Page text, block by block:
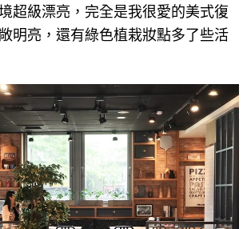
超級漂亮，完全是我很愛的美式復
明亮，還有綠色植栽妝點多了些活